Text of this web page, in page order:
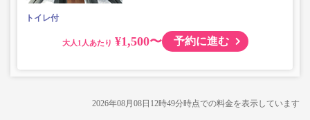
トイレ付
大人 ¥1,500〜 予約に進む
2026年08月08日12時49分時点での料金を表示しています